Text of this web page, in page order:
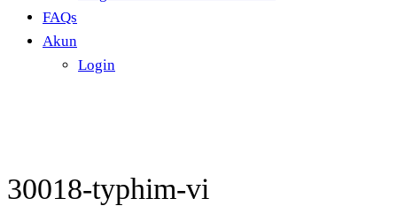
FAQs
Akun
Login
30018-typhim-vi